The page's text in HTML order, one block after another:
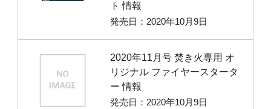
ト 情報
発売日：2020年10月9日
2020年11月号 焚き火専用 オ
リジナル ファイヤースタータ
ー 情報
発売日：2020年10月9日